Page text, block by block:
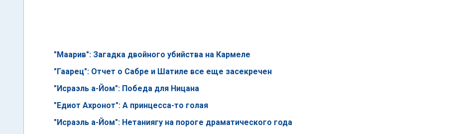
"Маарив": Загадка двойного убийства на Кармеле
"Гаарец": Отчет о Сабре и Шатиле все еще засекречен
"Исраэль а-Йом": Победа для Ницана
"Едиот Ахронот": А принцесса-то голая
"Исраэль а-Йом": Нетаниягу на пороге драматического года